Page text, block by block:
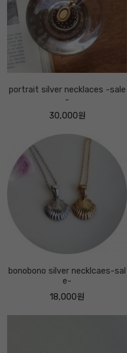
portrait silver necklaces -sale
-
30,000원
bonobono silver necklcaes-sal
e-
18,000원